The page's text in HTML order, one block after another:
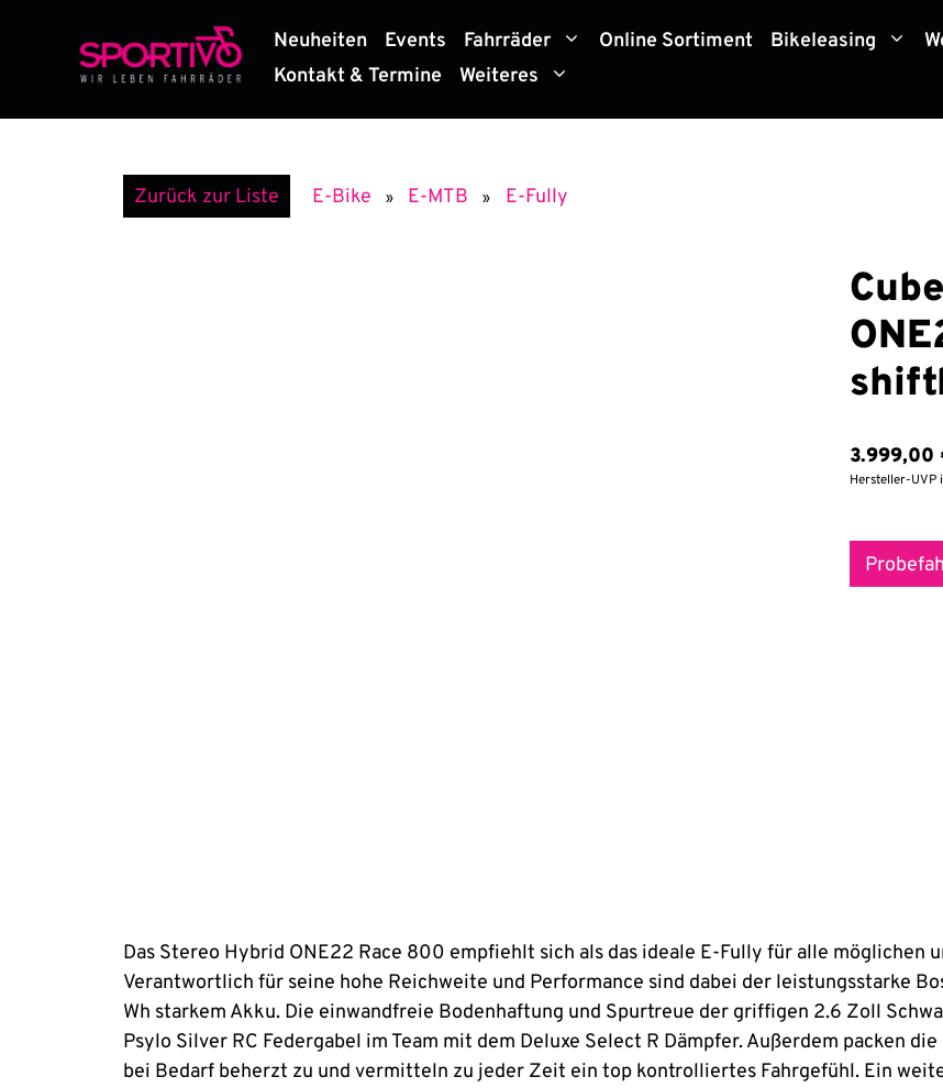
Neuheiten Events Fahrräder Online Sortiment Bikeleasing
Kontakt & Termine
Weiteres
Zurück zur Liste E-Bike » E-MTB » E-Fully
3.999,00
Hersteller-UVP
Das Stereo Hybrid ONE22 Race 800 empfiehlt sich als das ideale E-Fully für alle möglichen
Verantwortlich für seine hohe Reichweite und Performance sind dabei der leistungsstarke
Wh starkem Akku. Die einwandfreie Bodenhaftung und Spurtreue der griffigen 2.6 Zoll
Psylo Silver RC Federgabel im Team mit dem Deluxe Select R Dämpfer. Außerdem packen
bei Bedarf beherzt zu und vermitteln zu jeder Zeit ein top kontrolliertes Fahrgefühl. Ein